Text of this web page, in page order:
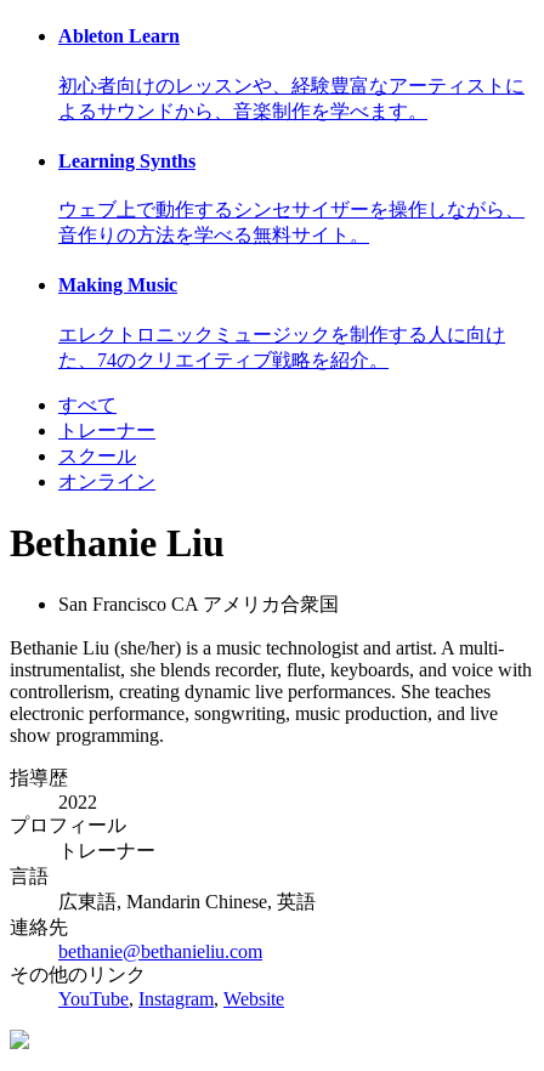
Ableton Learn
初心者向けのレッスンや、経験豊富なアーティストに
よるサウンドから、音楽制作を学べます。
Learning Synths
ウェブ上で動作するシンセサイザーを操作しながら、
音作りの方法を学べる無料サイト。
Making Music
エレクトロニックミュージックを制作する人に向け
た、74のクリエイティブ戦略を紹介。
すべて
トレーナー
スクール
オンライン
Bethanie Liu
San Francisco CA アメリカ合衆国
Bethanie Liu (she/her) is a music technologist and artist. A multi-
instrumentalist, she blends recorder, flute, keyboards, and voice with
controllerism, creating dynamic live performances. She teaches
electronic performance, songwriting, music production, and live
show programming.
指導歴
2022
プロフィール
トレーナー
言語
広東語, Mandarin Chinese, 英語
連絡先
bethanie@bethanieliu.com
その他のリンク
YouTube, Instagram, Website